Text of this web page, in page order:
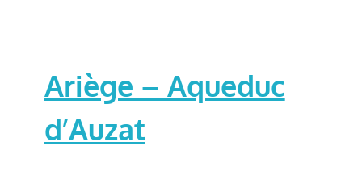
Ariège – Aqueduc
d’Auzat